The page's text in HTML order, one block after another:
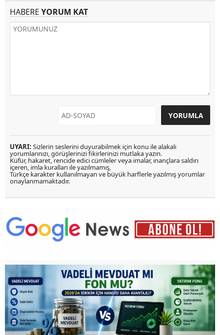
HABERE YORUM KAT
UYARI: Sizlerin seslerini duyurabilmek için konu ile alakalı
yorumlarınızı, görüşlerinizi fikirlerinizi mutlaka yazın.
Küfür, hakaret, rencide edici cümleler veya imalar, inançlara saldırı
içeren, imla kuralları ile yazılmamış,
Türkçe karakter kullanılmayan ve büyük harflerle yazılmış yorumlar
onaylanmamaktadır.